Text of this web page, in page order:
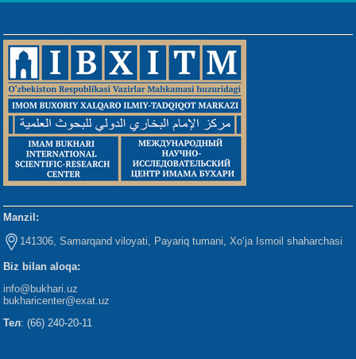
Manzil:
141306, Samarqand viloyati, Payariq tumani, Xo‘ja Ismoil shaharchasi
Biz bilan aloqa:
info@bukhari.uz
bukharicenter@exat.uz
Тел: (66) 240-20-11